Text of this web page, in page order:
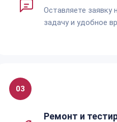
Оставляете заявку
задачу и удобное
03
Ремонт и